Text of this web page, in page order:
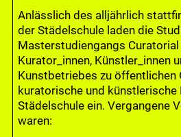
Anlässlich des alljährlich
der Städelschule laden die
Masterstudiengangs Curatorial
Kurator_innen, Künstler_innen
Kunstbetriebes zu öffentlichen
kuratorische und künstlerische
Städelschule ein. Vergangene
waren: